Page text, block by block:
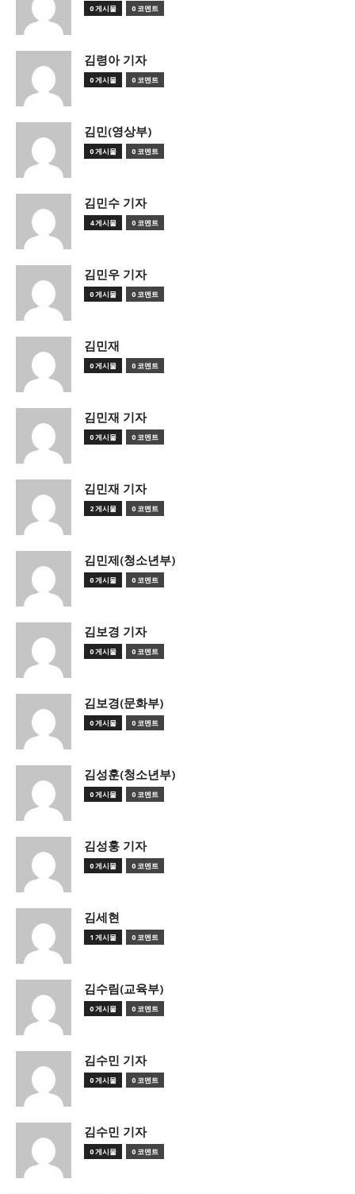
0 게시물 0 코멘트
김령아 기자
0 게시물 0 코멘트
김민(영상부)
0 게시물 0 코멘트
김민수 기자
4 게시물 0 코멘트
김민우 기자
0 게시물 0 코멘트
김민재
0 게시물 0 코멘트
김민재 기자
0 게시물 0 코멘트
김민재 기자
2 게시물 0 코멘트
김민제(청소년부)
0 게시물 0 코멘트
김보경 기자
0 게시물 0 코멘트
김보경(문화부)
0 게시물 0 코멘트
김성훈(청소년부)
0 게시물 0 코멘트
김성훙 기자
0 게시물 0 코멘트
김세현
1 게시물 0 코멘트
김수림(교육부)
0 게시물 0 코멘트
김수민 기자
0 게시물 0 코멘트
김수민 기자
0 게시물 0 코멘트